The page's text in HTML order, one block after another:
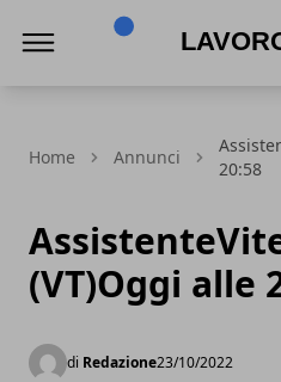
Home Annunci
20:58
(VT)Oggi alle
di Redazione23/10/2022